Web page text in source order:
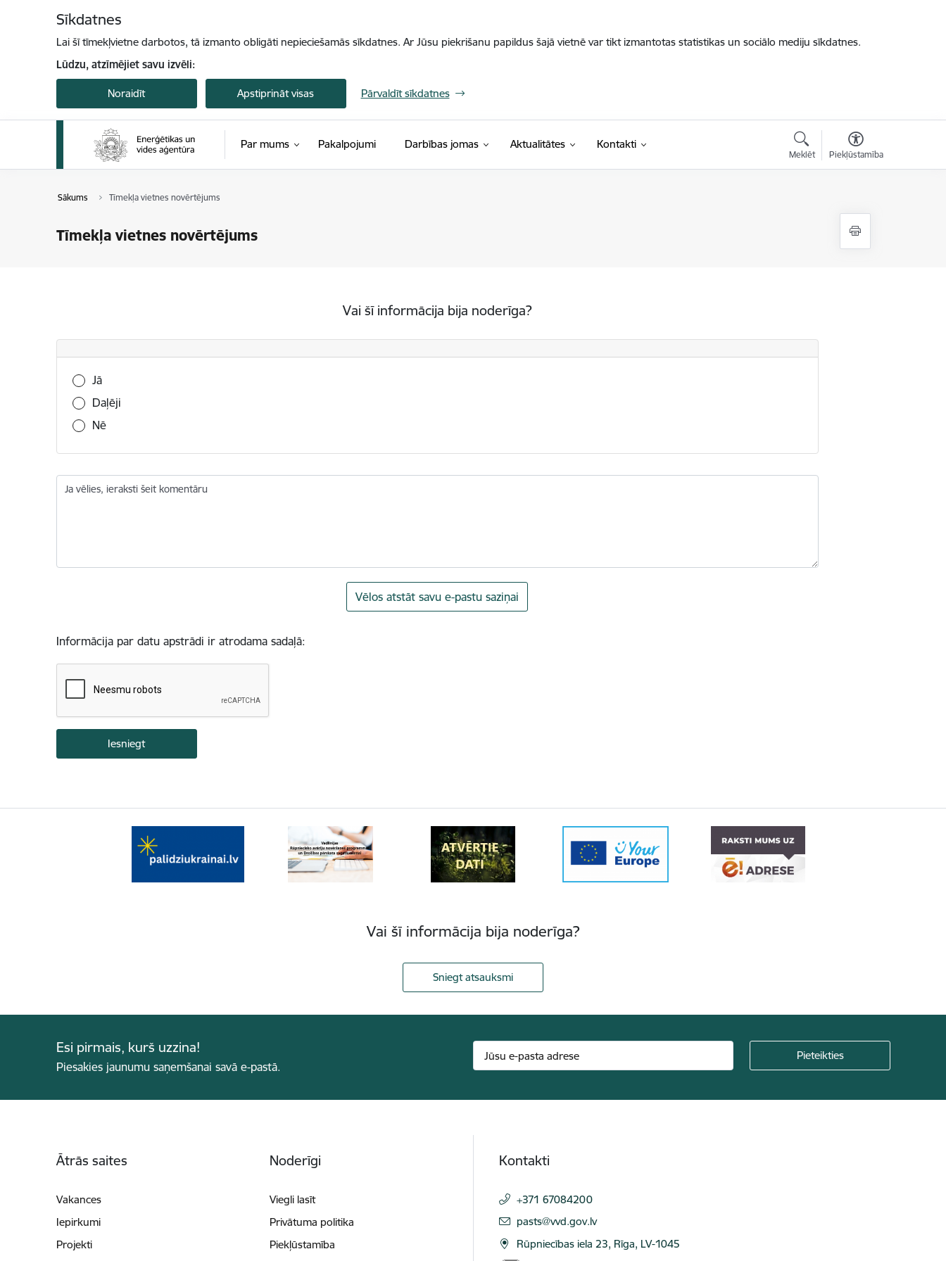
Sīkdatnes
Lai šī tīmekļvietne darbotos, tā izmanto obligāti nepieciešamās sīkdatnes. Ar Jūsu piekrišanu papildus šajā vietnē var tikt izmantotas statistikas un sociālo mediju sīkdatnes.
Lūdzu, atzīmējiet savu izvēli:
Noraidīt Apstiprināt visas Pārvaldīt sīkdatnes
Par mums Pakalpojumi Darbības jomas Aktualitātes Kontakti
Meklēt Piekļūstamība
Sākums Tīmekļa vietnes novērtējums
Tīmekļa vietnes novērtējums
Vai šī informācija bija noderīga?
Vai šī informācija bija noderīga?
Jā
Daļēji
Nē
Ja vēlies, ieraksti šeit komentāru
Vēlos atstāt savu e-pastu saziņai
Informācija par datu apstrādi ir atrodama sadaļā:
Vai šī informācija bija noderīga?
Sniegt atsauksmi
Esi pirmais, kurš uzzina!
Piesakies jaunumu saņemšanai savā e-pastā.
Ātrās saites
Vakances
Iepirkumi
Projekti
Noderīgi
Viegli lasīt
Privātuma politika
Piekļūstamība
Kontakti
+371 67084200
E-pasts:
pasts@vvd.gov.lv
Rūpniecības iela 23, Rīga, LV-1045